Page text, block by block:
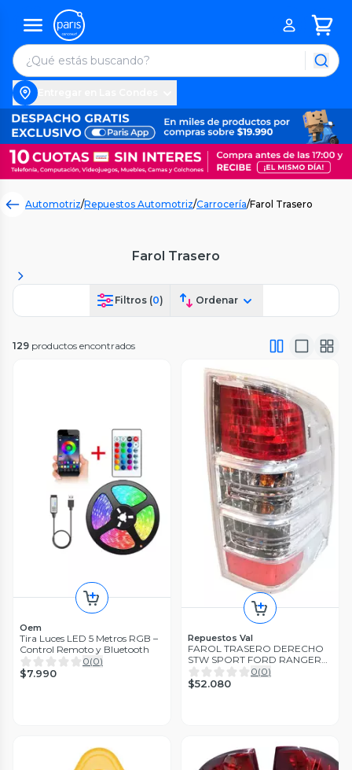
Automotriz/Repuestos Automotriz/Carrocería/Farol Trasero
Farol Trasero
Filtros (0) Ordenar
129 productos encontrados
Oem
Tira Luces LED 5 Metros RGB –
Control Remoto y Bluetooth
0(0)
$7.990
Repuestos Val
FAROL TRASERO DERECHO
STW SPORT FORD RANGER
TAILANDESA 2010-2013
0(0)
$52.080